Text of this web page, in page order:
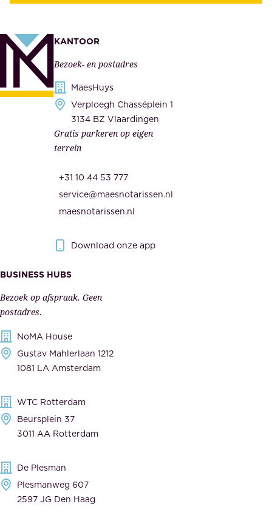
k
e
h
e
s
i
j
t
o
g
e
t
n
n
e
r
s
l
e
r
c
i
KANTOOR
Bezoek- en postadres
MaesHuys
Verploegh Chasséplein 1
3134 BZ Vlaardingen
Gratis parkeren op eigen
terrein
+31 10 44 53 777
service@maesnotarissen.nl
maesnotarissen.nl
Download onze app
BUSINESS HUBS
Bezoek op afspraak. Geen
postadres.
NoMA House
Gustav Mahlerlaan 1212
1081 LA Amsterdam
WTC Rotterdam
Beursplein 37
3011 AA Rotterdam
De Plesman
Plesmanweg 607
2597 JG Den Haag